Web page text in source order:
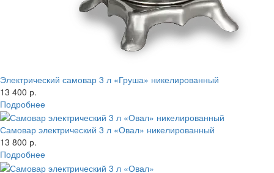
Электрический самовар 3 л «Груша» никелированный
13 400 р.
Подробнее
Самовар электрический 3 л «Овал» никелированный
13 800 р.
Подробнее